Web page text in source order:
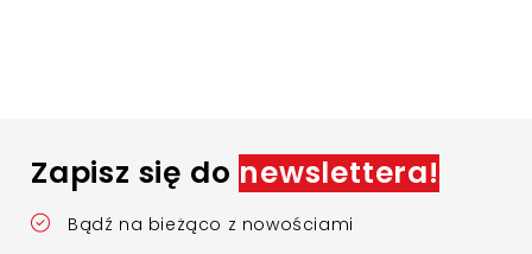
Zapisz się do newslettera!
Bądź na bieżąco z nowościami